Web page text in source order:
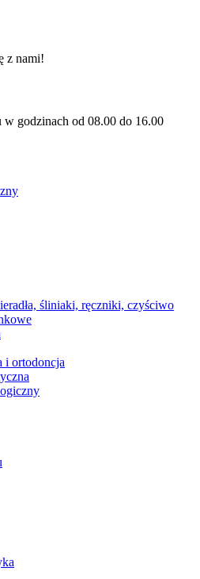
z nami!
w godzinach od 08.00 do 16.00
śliniaki, ręczniki, czyściwo
i ortodoncja